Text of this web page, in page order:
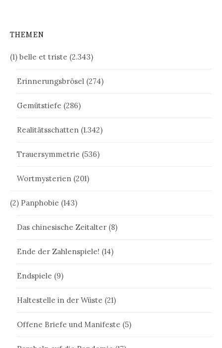
THEMEN
(1) belle et triste (2.343)
Erinnerungsbrösel (274)
Gemütstiefe (286)
Realitätsschatten (1.342)
Trauersymmetrie (536)
Wortmysterien (201)
(2) Panphobie (143)
Das chinesische Zeitalter (8)
Ende der Zahlenspiele! (14)
Endspiele (9)
Haltestelle in der Wüste (21)
Offene Briefe und Manifeste (5)